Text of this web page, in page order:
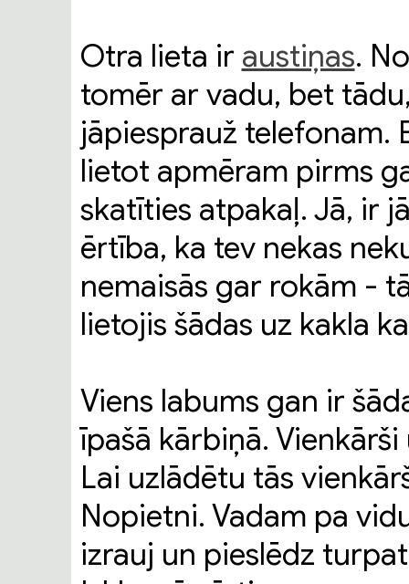
Otra lieta ir austiņas.
tomēr ar vadu, bet
jāpiesprauž telefonam.
lietot apmēram pirms
skatīties atpakaļ. Jā, ir
ērtība, ka tev nekas
nemaisās gar rokām -
lietojis šādas uz kakla
Viens labums gan ir
īpašā kārbiņā.
Lai uzlādētu tās
Nopietni. Vadam pa
izrauj un pieslēdz